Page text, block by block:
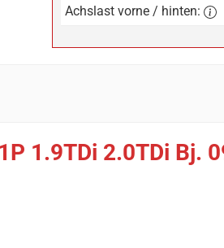
Achslast vorne / hinten:
1.9TDi 2.0TDi Bj.